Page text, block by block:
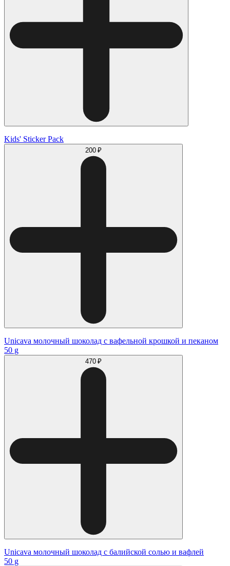
Kids' Sticker Pack
200 ₽
Unicava молочный шоколад с вафельной крошкой и пеканом
50 g
470 ₽
Unicava молочный шоколад с балийской солью и вафлей
50 g